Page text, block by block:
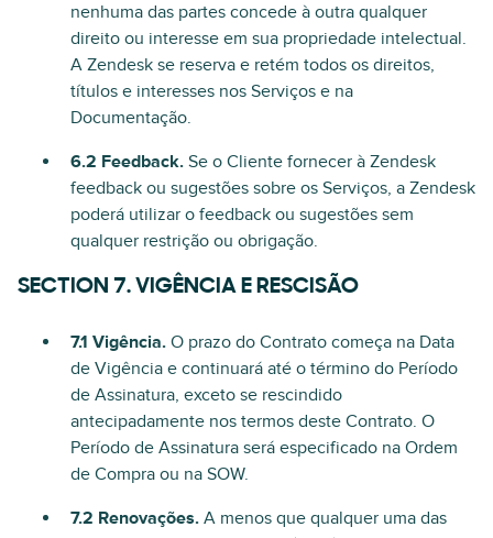
nenhuma das partes concede à outra qualquer
direito ou interesse em sua propriedade intelectual.
A Zendesk se reserva e retém todos os direitos,
títulos e interesses nos Serviços e na
Documentação.
6.2 Feedback. Se o Cliente fornecer à Zendesk
feedback ou sugestões sobre os Serviços, a Zendesk
poderá utilizar o feedback ou sugestões sem
qualquer restrição ou obrigação.
SECTION 7. VIGÊNCIA E RESCISÃO
7.1 Vigência. O prazo do Contrato começa na Data
de Vigência e continuará até o término do Período
de Assinatura, exceto se rescindido
antecipadamente nos termos deste Contrato. O
Período de Assinatura será especificado na Ordem
de Compra ou na SOW.
7.2 Renovações. A menos que qualquer uma das